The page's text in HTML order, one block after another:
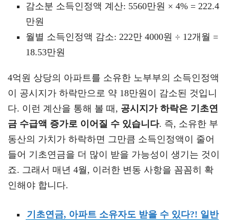
감소분 소득인정액 계산: 5560만원 × 4% = 222.4
만원
월별 소득인정액 감소: 222만 4000원 ÷ 12개월 =
18.53만원
4억원 상당의 아파트를 소유한 노부부의 소득인정액
이 공시지가 하락만으로 약 18만원이 감소된 것입니
다. 이런 계산을 통해 볼 때, 공시지가 하락은 기초연
금 수급액 증가로 이어질 수 있습니다. 즉, 소유한 부
동산의 가치가 하락하면 그만큼 소득인정액이 줄어
들어 기초연금을 더 많이 받을 가능성이 생기는 것이
죠. 그래서 매년 4월, 이러한 변동 사항을 꼼꼼히 확
인해야 합니다.
기초연금, 아파트 소유자도 받을 수 있다?! 일반